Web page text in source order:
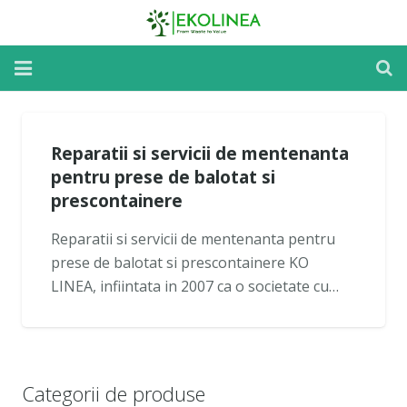
Reparatii si Mentenanta
Inchirieri Utilaje
Despre utilaje
Despre noi
Reparatii si servicii de mentenanta
pentru prese de balotat si
prescontainere
Reparatii si servicii de mentenanta pentru
prese de balotat si prescontainere KO
LINEA, infiintata in 2007 ca o societate cu…
Categorii de produse